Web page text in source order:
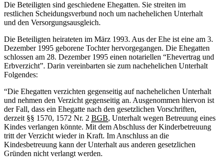
Die Beteiligten sind geschiedene Ehegatten. Sie streiten im
restlichen Scheidungsverbund noch um nachehelichen Unterhalt
und den Versorgungsausgleich.
Die Beteiligten heirateten im März 1993. Aus der Ehe ist eine am 3.
Dezember 1995 geborene Tochter hervorgegangen. Die Ehegatten
schlossen am 28. Dezember 1995 einen notariellen “Ehevertrag und
Erbverzicht”. Darin vereinbarten sie zum nachehelichen Unterhalt
Folgendes:
“Die Ehegatten verzichten gegenseitig auf nachehelichen Unterhalt
und nehmen den Verzicht gegenseitig an. Ausgenommen hiervon ist
der Fall, dass ein Ehegatte nach den gesetzlichen Vorschriften,
derzeit §§ 1570, 1572 Nr. 2 BGB, Unterhalt wegen Betreuung eines
Kindes verlangen könnte. Mit dem Abschluss der Kinderbetreuung
tritt der Verzicht wieder in Kraft. Im Anschluss an die
Kindesbetreuung kann der Unterhalt aus anderen gesetzlichen
Gründen nicht verlangt werden.